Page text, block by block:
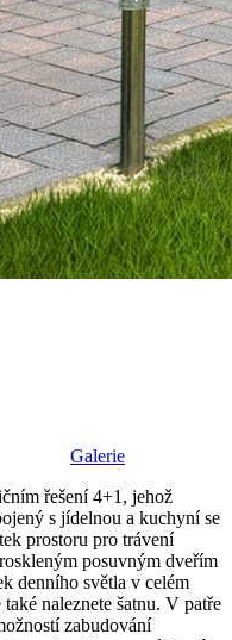
Galerie
řešení 4+1, jehož
s jídelnou a kuchyní se
prostoru pro trávení
posuvným dveřím
denního světla v celém
naleznete šatnu. V patře
zabudování